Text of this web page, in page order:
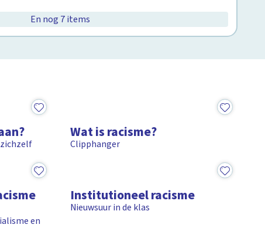
En nog 7 items
Wat is racisme?
Clipphanger
en
Institutioneel racisme
Nieuwsuur in de klas